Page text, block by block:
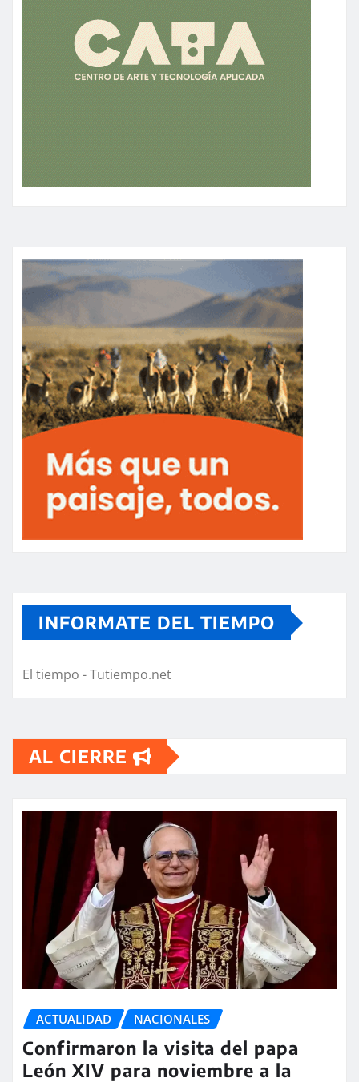
INFORMATE DEL TIEMPO
El tiempo - Tutiempo.net
AL CIERRE
ACTUALIDAD NACIONALES
Confirmaron la visita del papa
León XIV para noviembre a la